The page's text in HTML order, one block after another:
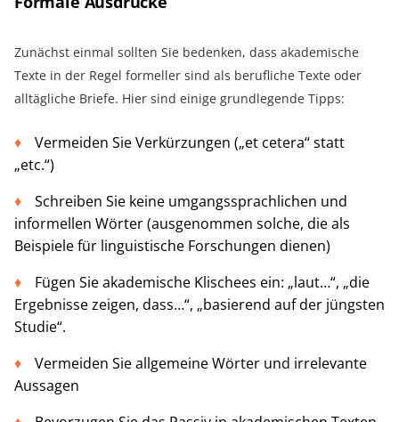
Zunächst einmal sollten Sie bedenken, dass akademische
Texte in der Regel formeller sind als berufliche Texte oder
alltägliche Briefe. Hier sind einige grundlegende Tipps:
Vermeiden Sie Verkürzungen („et cetera“ statt
„etc.“)
Schreiben Sie keine umgangssprachlichen und
informellen Wörter (ausgenommen solche, die als
Beispiele für linguistische Forschungen dienen)
Fügen Sie akademische Klischees ein: „laut…“, „die
Ergebnisse zeigen, dass…“, „basierend auf der jüngsten
Studie“.
Vermeiden Sie allgemeine Wörter und irrelevante
Aussagen